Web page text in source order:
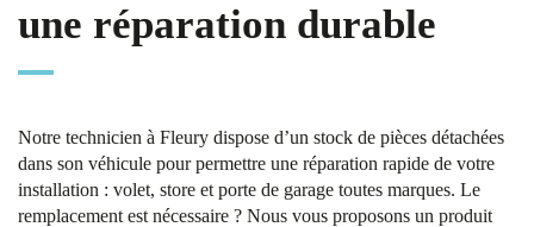
une réparation durable
Notre technicien à Fleury dispose d’un stock de pièces détachées
dans son véhicule pour permettre une réparation rapide de votre
installation : volet, store et porte de garage toutes marques. Le
remplacement est nécessaire ? Nous vous proposons un produit